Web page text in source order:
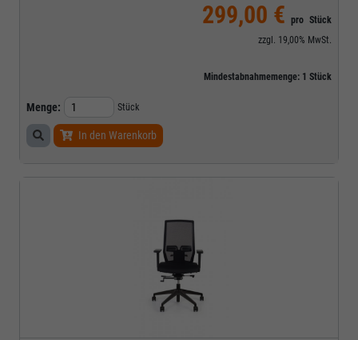
299,00 € pro Stück
zzgl. 19,00% MwSt.
Mindestabnahmemenge: 1 Stück
Menge: Stück
In den Warenkorb